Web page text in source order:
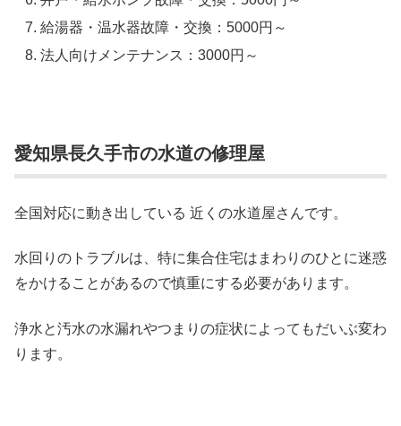
給湯器・温水器故障・交換：5000円～
法人向けメンテナンス：3000円～
愛知県長久手市の水道の修理屋
全国対応に動き出している 近くの水道屋さんです。
水回りのトラブルは、特に集合住宅はまわりのひとに迷惑
をかけることがあるので慎重にする必要があります。
浄水と汚水の水漏れやつまりの症状によってもだいぶ変わ
ります。